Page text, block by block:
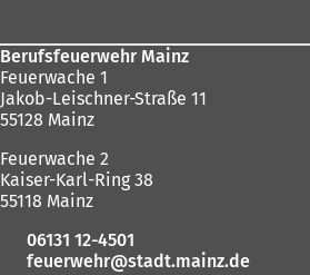
Berufsfeuerwehr Mainz
Feuerwache 1
Jakob-Leischner-Straße 11
55128 Mainz
Feuerwache 2
Kaiser-Karl-Ring 38
55118 Mainz
06131 12-4501
feuerwehr
stadt.mainz de